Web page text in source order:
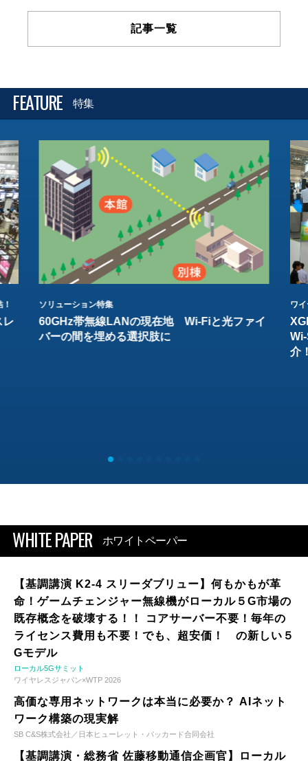
記事一覧
FEATURE 特集
レ
ソリューション特集
60GHz帯無線LANの現在地 Wi-Fiと光ファイ
バーの間を埋める選択肢に
ワ
介
WHITE PAPER ホワイトペーパー
【基調講演 K2-4 スリーダブリュー】何もかもが革
命！ゲームチェンジャー無線機がローカル５G市場の
既存概念を破壊する！！ コアサーバー不要！毎年の
ライセンス費用も不要！でも、超安価！ の新しい５
Gモデル
ローカル5Gサミット
ワイヤレスジャパン×WTP 2026
高価な専用ネットワークは本当に必要か？ AIネット
ワーク構築の現実解
SB C&S株式会社／日本ヒューレット・パッカード合同会社
【基調講演・総務省 佐藤移動通信企画官】ローカル